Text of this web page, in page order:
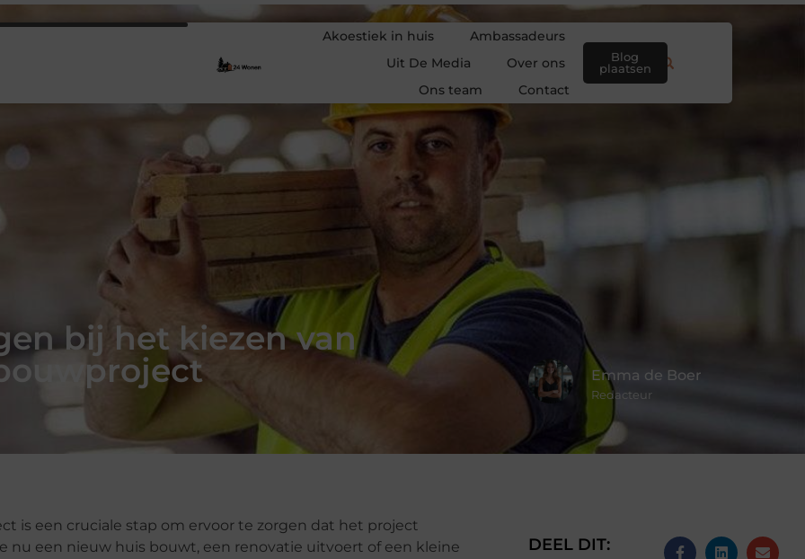
Akoestiek in huis
Ambassadeurs
Uit De Media
Over ons
Ons team
Contact
Blog
plaatsen
bij het kiezen van
Emma de Boer
Redacteur
is een cruciale stap om ervoor te zorgen dat het project
nu een nieuw huis bouwt, een renovatie uitvoert of een kleine
DEEL DIT: